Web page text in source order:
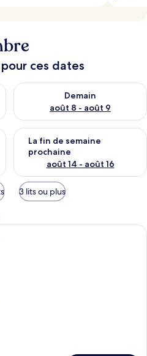
ces dates
soir août 7 - août 8
Demain
août 8 - août 9
Vérifier la disponibilité pour
fin de semaine août 7 -
La fin de semaine
prochaine
août 14 - août 16
Vérifier la disponibilité pour
3 lits ou plus
Une chambre d’hôtel avec un lit,